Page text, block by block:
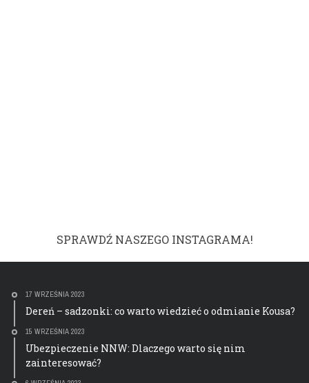
SPRAWDŹ NASZEGO INSTAGRAMA!
17 WRZEŚNIA 2023
Dereń – sadzonki: co warto wiedzieć o odmianie Kousa?
15 WRZEŚNIA 2023
Ubezpieczenie NNW: Dlaczego warto się nim
zainteresować?